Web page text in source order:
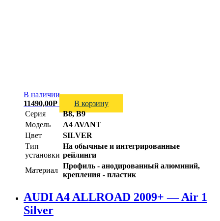
В наличии
11490,00Р
В корзину
Серия
B8, B9
Модель
A4 AVANT
Цвет
SILVER
Тип
установки
На обычные и интегрированные
рейлинги
Материал
Профиль - анодированный алюминий,
крепления - пластик
AUDI A4 ALLROAD 2009+ — Air 1
Silver